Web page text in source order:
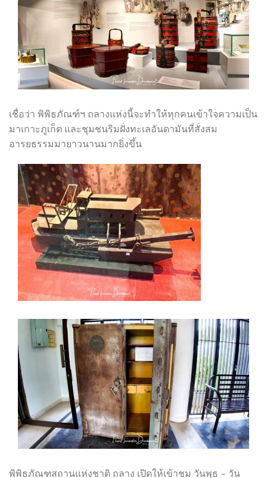
เชื่อว่า พิพิธภัณฑ์ฯ ถลางแห่งนี้จะทำให้ทุกคนเข้าใจความเป็น
มาเกาะภูเก็ต และชุมชนริมฝั่งทะเลอันดามันที่สั่งสม
อารยธรรมมายาวนานมากยิ่งขึ้น
พิพิธภัณฑสถานแห่งชาติ ถลาง เปิดให้เข้าชม วันพุธ – วัน